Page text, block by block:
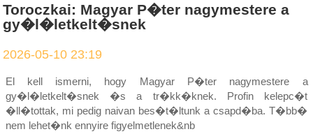
Toroczkai: Magyar P�ter nagymestere a
gy�l�letkelt�snek
2026-05-10 23:19
El kell ismerni, hogy Magyar P�ter nagymestere a
gy�l�letkelt�snek �s a tr�kk�knek. Profin kelepc�t
�ll�tottak, mi pedig naivan bes�t�ltunk a csapd�ba. T�bb�
nem lehet�nk ennyire figyelmetlenek&nb